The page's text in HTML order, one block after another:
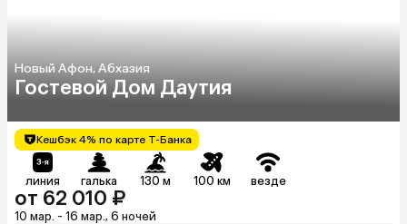
Новый Афон, Абхазия
Гостевой Дом Даутия
Кешбэк 4% по карте Т-Банка
линия галька 130 м 100 км везде
от 62 010 ₽
10 мар. - 16 мар., 6 ночей